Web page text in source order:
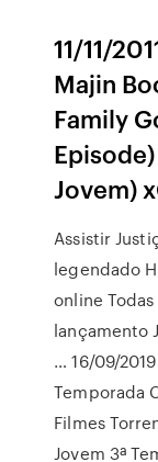
11/11/
Majin
Family
Jovem)
Assistir
legendado
online
lançamento
… 16/09/
Temporada
Filmes
Jovem 3ª